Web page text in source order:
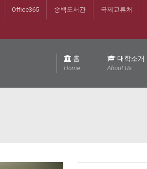
Office365 송백도서관 국제교류처
홈
Home
대학소개
About Us